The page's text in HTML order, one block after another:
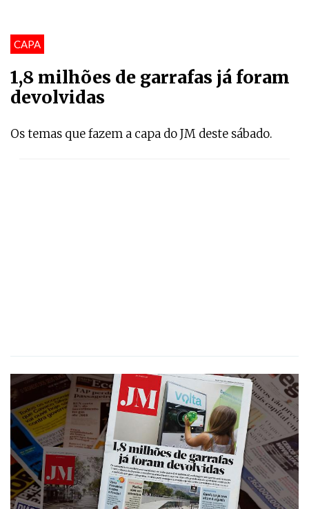
CAPA
1,8 milhões de garrafas já foram
devolvidas
Os temas que fazem a capa do JM deste sábado.